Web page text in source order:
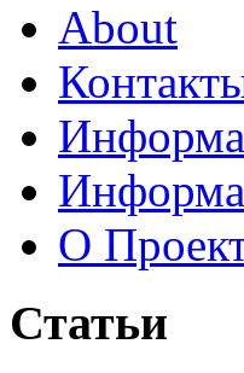
About
О
Статьи